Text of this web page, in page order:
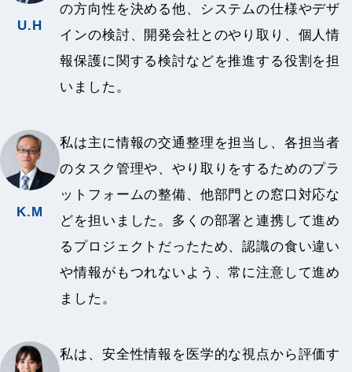
U.H
の方向性を決める他、システムの仕様やデザ
インの検討、開発会社とのやり取り、個人情
報保護に関する検討などを推進する役割を担
いました。
K.M
私は主に情報の交通整理を担当し、各担当者
のタスク管理や、やり取りをするためのプラ
ットフォームの整備、他部門との窓口対応な
どを担いました。多くの部署と連携して進め
るプロジェクトだったため、認識の食い違い
や情報がもつれないよう、常に注意して進め
ました。
私は、安全性情報を医学的な視点から評価す